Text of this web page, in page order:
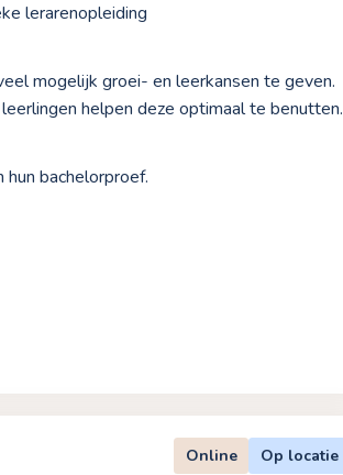
lerarenopleiding
mogelijk groei- en leerkansen te geven.
helpen deze optimaal te benutten.
bachelorproef.
Online Op locatie